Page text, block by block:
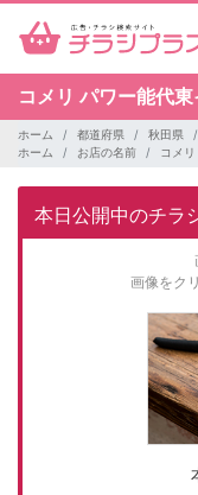
コメリ パワー能代
ホーム 都道府県 秋田県
ホーム
お店の名前 コメリ
本日公開中のチラ
画像をク